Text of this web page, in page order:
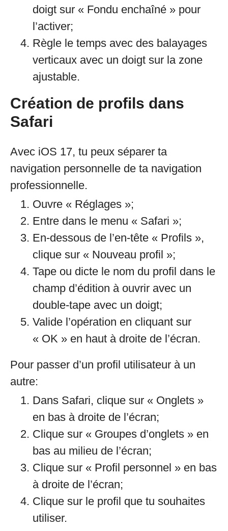
doigt sur « Fondu enchaîné » pour
l’activer;
Règle le temps avec des balayages
verticaux avec un doigt sur la zone
ajustable.
Création de profils dans
Safari
Avec iOS 17, tu peux séparer ta
navigation personnelle de ta navigation
professionnelle.
Ouvre « Réglages »;
Entre dans le menu « Safari »;
En-dessous de l’en-tête « Profils »,
clique sur « Nouveau profil »;
Tape ou dicte le nom du profil dans le
champ d’édition à ouvrir avec un
double-tape avec un doigt;
Valide l’opération en cliquant sur
« OK » en haut à droite de l’écran.
Pour passer d’un profil utilisateur à un
autre:
Dans Safari, clique sur « Onglets »
en bas à droite de l’écran;
Clique sur « Groupes d’onglets » en
bas au milieu de l’écran;
Clique sur « Profil personnel » en bas
à droite de l’écran;
Clique sur le profil que tu souhaites
utiliser.